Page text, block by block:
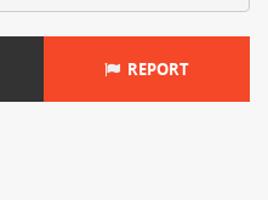
REPORT